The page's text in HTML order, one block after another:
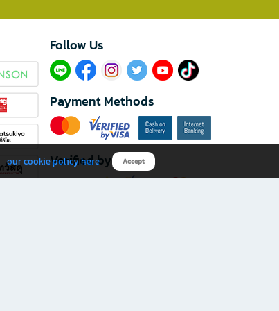
Follow Us​
Payment Methods
Verified by
our cookie policy here Accept